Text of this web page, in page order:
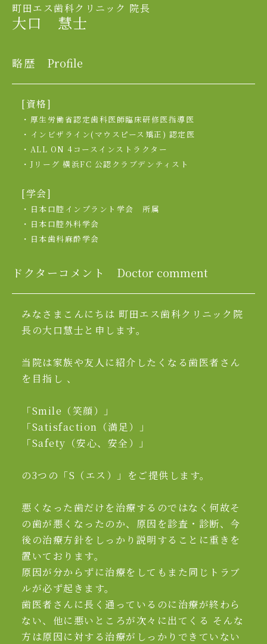
町田エス歯科クリニック 院長
大口 慧士
略歴 Profile
[資格]
・厚生労働省認定歯科医師臨床研修医指導医
・インビザライン(マウスピース矯正) 認定医
・ALL ON 4コースインストラクター
・Jリーグ 横浜FC 公認クラブデンティスト
[学会]
・日本口腔インプラント学会 所属
・日本口腔外科学会
・日本歯科麻酔学会
ドクターコメント Doctor comment
みなさまこんにちは 町田エス歯科クリニック院
長の大口慧士と申します。
当院は家族や友人に紹介したくなる歯医者さん
を目指し 、
「Smile（笑顔）」
「Satisfaction（満足）」
「Safety（安心、安全）」
の3つの「S（エス）」をご提供します。
悪くなった歯だけを治療するのではなく何故そ
の歯が悪くなったのか、原因を診査・診断、今
後の治療方針をしっかり説明することに重きを
置いております。
原因が分からずに治療をしてもまた同じトラブ
ルが必ず起きます。
歯医者さんに長く通っているのに治療が終わら
ない、他に悪いところが次々に出てくる そんな
方は原因に対する治療がしっかりできていない